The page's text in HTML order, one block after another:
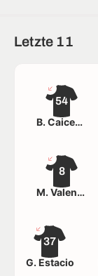
Letzte 11
37
G. Estacio
8
M. Valencia
54
B. Caicedo